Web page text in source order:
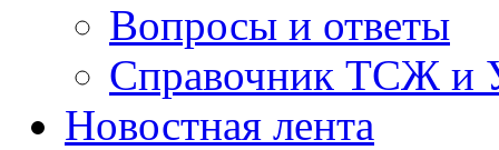
Вопросы и ответы
Справочник ТСЖ и
Новостная лента